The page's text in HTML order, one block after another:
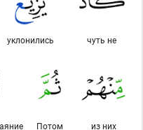
чуть не
уклонились
из них
Потом